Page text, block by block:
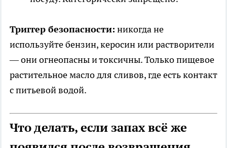
Триггер безопасности: никогда не
используйте бензин, керосин или растворители
— они огнеопасны и токсичны. Только пищевое
растительное масло для сливов, где есть контакт
с питьевой водой.
Что делать, если запах всё же